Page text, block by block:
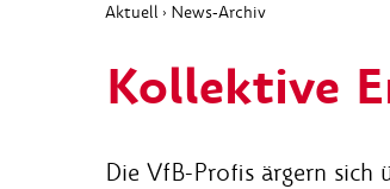
Aktuell › News-Archiv
Kollektive
Die VfB-Profis ärgern sich